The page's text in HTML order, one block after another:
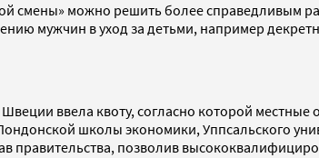
смены» можно решить более справедливым
мужчин в уход за детьми, например
ввела квоту, согласно которой
школы экономики, Уппсальского
правительства, позволив